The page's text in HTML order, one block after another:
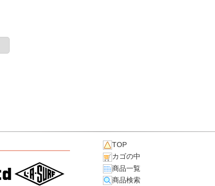
TOP
カゴの中
商品一覧
商品検索